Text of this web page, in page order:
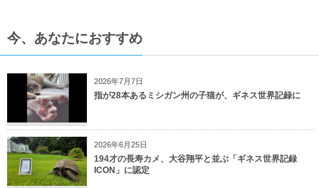
今、あなたにおすすめ
2026年7月7日
指が28本あるミシガン州の子猫が、ギネス世界記録に
2026年6月25日
194才の長寿カメ、大谷翔平と並ぶ「ギネス世界記録
ICON」に認定